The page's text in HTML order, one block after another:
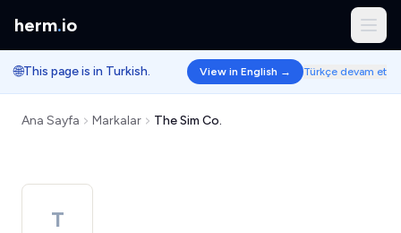
herm.io
🌐This page is in Turkish. View in English → Türkçe devam et
Ana Sayfa Markalar The Sim Co.
T